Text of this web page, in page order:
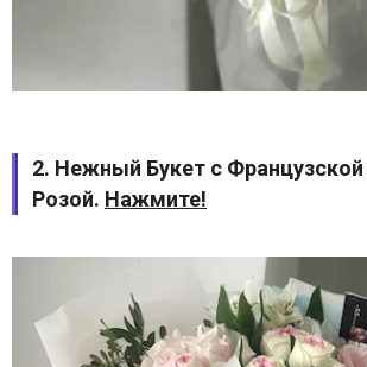
2. Нежный Букет с Французской
Розой. Нажмите!